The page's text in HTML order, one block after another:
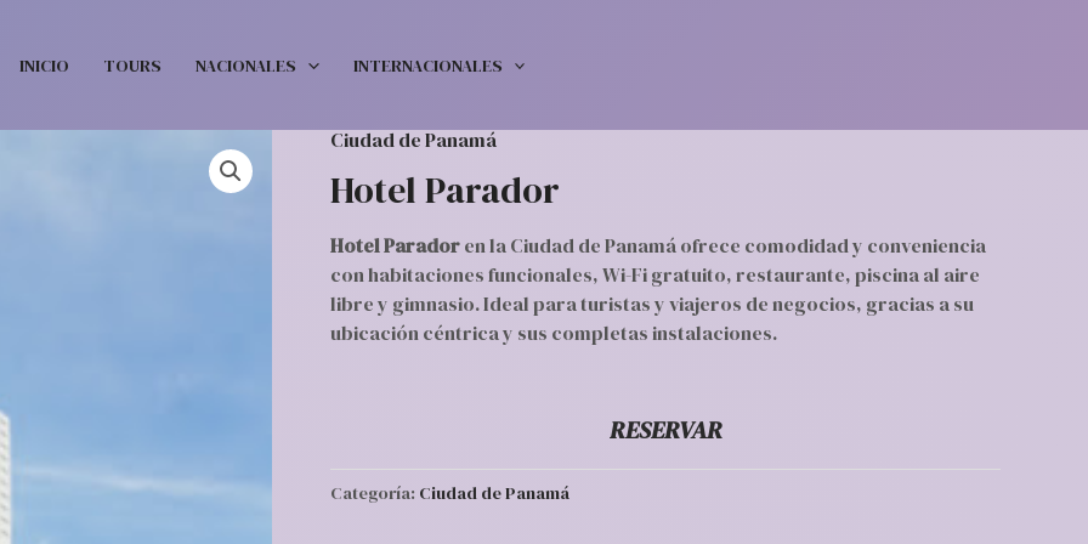
INICIO TOURS NACIONALES INTERNACIONALES
Ciudad de Panamá
Hotel Parador
Hotel Paradoren la Ciudad de Panamá ofrece comodidad y conveniencia
con habitaciones funcionales, Wi-Fi gratuito, restaurante, piscina al aire
libre y gimnasio. Ideal para turistas y viajeros de negocios, gracias a su
ubicación céntrica y sus completas instalaciones.
RESERVAR
Categoría: Ciudad de Panamá